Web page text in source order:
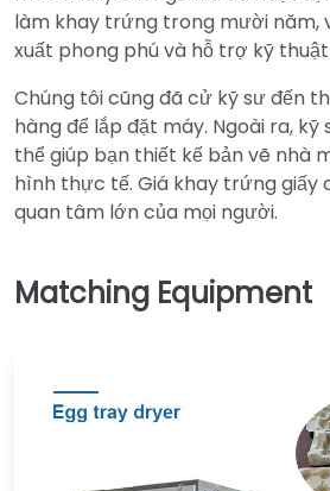
làm khay trứng trong mười năm,
xuất phong phú và hỗ trợ kỹ
Chúng tôi cũng đã cử kỹ sư đến
hàng để lắp đặt máy. Ngoài ra,
thể giúp bạn thiết kế bản vẽ nhà
hình thực tế. Giá khay trứng giấy
quan tâm lớn của mọi người.